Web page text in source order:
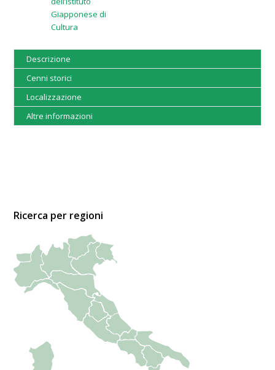
Giapponese di
Cultura
Descrizione
Cenni storici
Localizzazione
Altre informazioni
Ricerca per regioni